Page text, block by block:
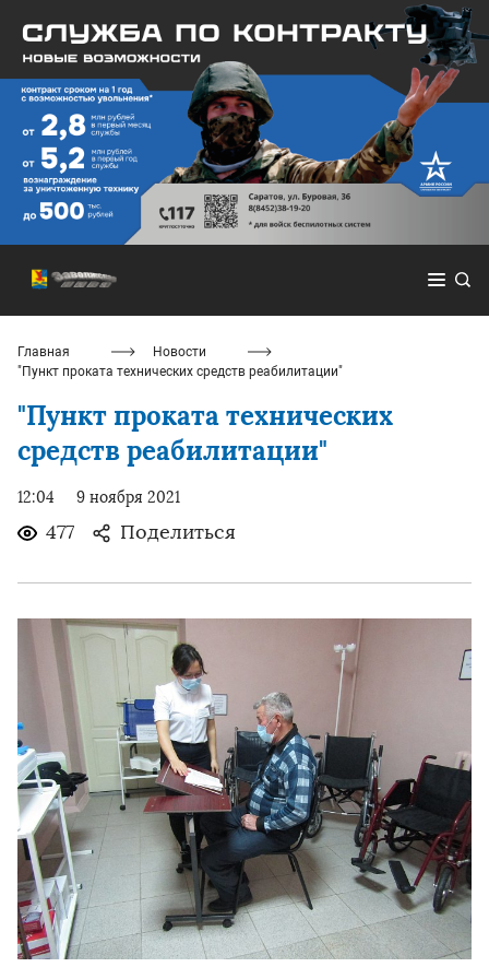
Главная
Новости
"Пункт проката технических средств реабилитации"
"Пункт проката технических
средств реабилитации"
12:04 9 ноября 2021
477 Поделиться